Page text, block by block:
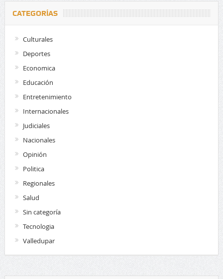
CATEGORÍAS
Culturales
Deportes
Economica
Educación
Entretenimiento
Internacionales
Judiciales
Nacionales
Opinión
Politica
Regionales
Salud
Sin categoría
Tecnologia
Valledupar